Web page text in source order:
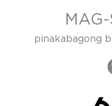
pinakabagong